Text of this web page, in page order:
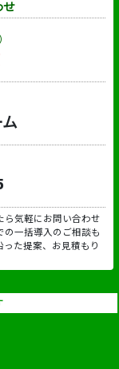
せ
ら気軽にお問い合わせ
の一括導入のご相談も
た提案、お見積もり